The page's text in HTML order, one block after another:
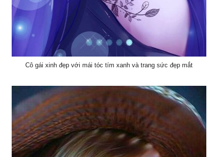
Cô gái xinh đẹp với mái tóc tím xanh và trang sức đẹp mắt